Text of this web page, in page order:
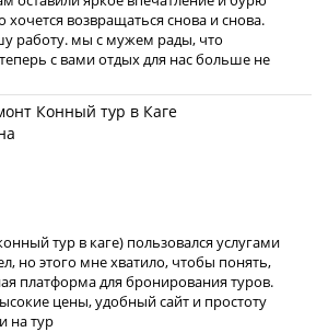
хочется возвращаться снова и снова.
работу. мы с мужем рады, что
с вами отдых для нас больше не
тур в каге) пользовался услугами
но этого мне хватило, чтобы понять,
платформа для бронирования туров.
цены, удобный сайт и простоту
на тур